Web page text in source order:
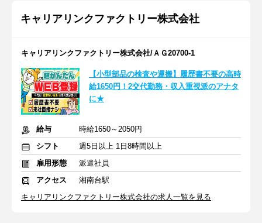
キャリアリンクファクトリー株式会社
キャリアリンクファクトリー株式会社/ＡＧ20700-1
【小型部品の検査や運搬】履歴書不要の高時
給1650円！2交代勤務・収入重視派のアナタ
に★
給与
時給1650～2050円
シフト
週5日以上 1日8時間以上
雇用形態
派遣社員
アクセス
湘南台駅
キャリアリンクファクトリー株式会社の求人一覧を見る